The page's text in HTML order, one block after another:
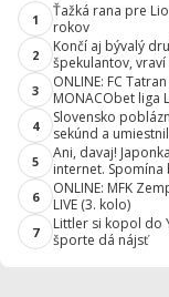
1
Ťažká rana pre
rokov
2
Končí aj bývalý
špekulantov, vraví
3
ONLINE: FC
MONACObet liga
4
Slovensko
sekúnd a
5
Ani, davaj!
internet. Spomína
6
ONLINE: MFK
LIVE (3. kolo)
7
Littler si kopol do
športe dá nájsť